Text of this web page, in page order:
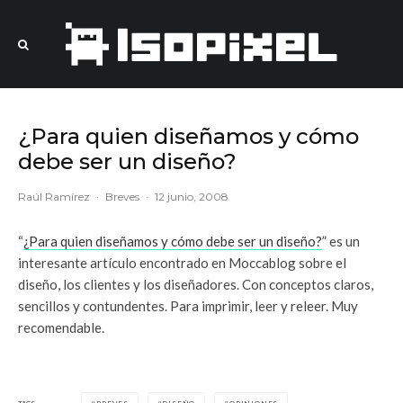
¿Para quien diseñamos y cómo
debe ser un diseño?
Raúl Ramírez · Breves · 12 junio, 2008
“¿Para quien diseñamos y cómo debe ser un diseño?” es un
interesante artículo encontrado en Moccablog sobre el
diseño, los clientes y los diseñadores. Con conceptos claros,
sencillos y contundentes. Para imprimir, leer y releer. Muy
recomendable.